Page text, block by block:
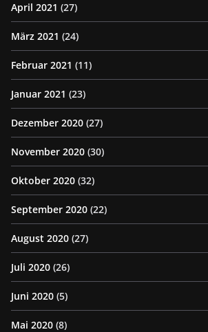
April 2021 (27)
März 2021 (24)
Februar 2021 (11)
Januar 2021 (23)
Dezember 2020 (27)
November 2020 (30)
Oktober 2020 (32)
September 2020 (22)
August 2020 (27)
Juli 2020 (26)
Juni 2020 (5)
Mai 2020 (8)